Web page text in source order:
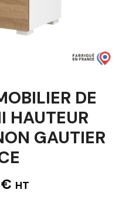
DE
HAUTEUR
GAUTIER
€ HT